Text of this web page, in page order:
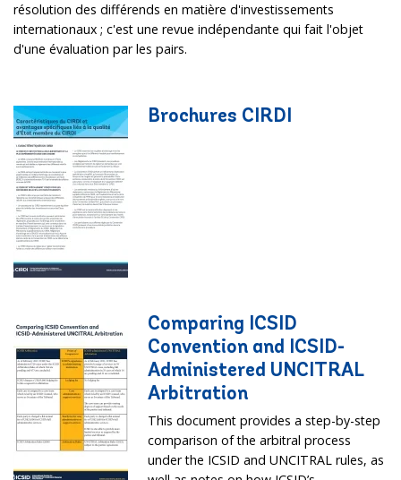
résolution des différends en matière d'investissements
internationaux ; c'est une revue indépendante qui fait l'objet
d'une évaluation par les pairs.
Brochures CIRDI
Comparing ICSID
Convention and ICSID-
Administered UNCITRAL
Arbitration
This document provides a step-by-step
comparison of the arbitral process
under the ICSID and UNCITRAL rules, as